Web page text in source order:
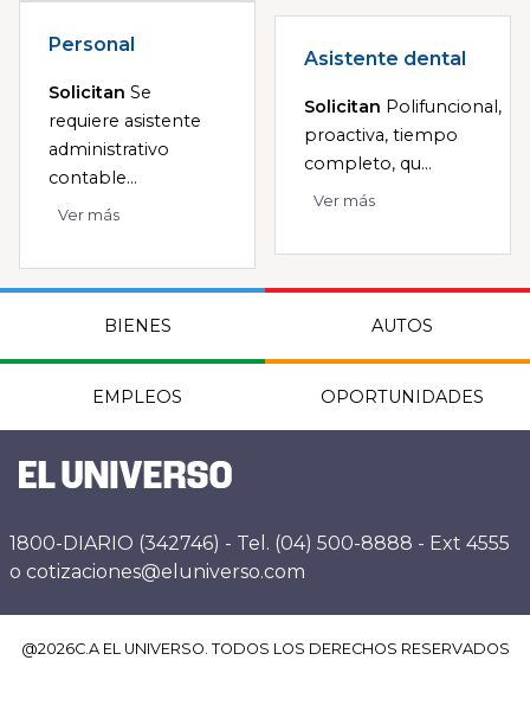
Personal
Solicitan Se
requiere asistente
administrativo
contable...
Ver más
Asistente dental
Solicitan Polifuncional,
proactiva, tiempo
completo, qu...
Ver más
BIENES AUTOS
EMPLEOS OPORTUNIDADES
1800-DIARIO (342746) - Tel. (04) 500-8888 - Ext 4555
o cotizaciones@eluniverso.com
@2026C.A EL UNIVERSO. TODOS LOS DERECHOS RESERVADOS